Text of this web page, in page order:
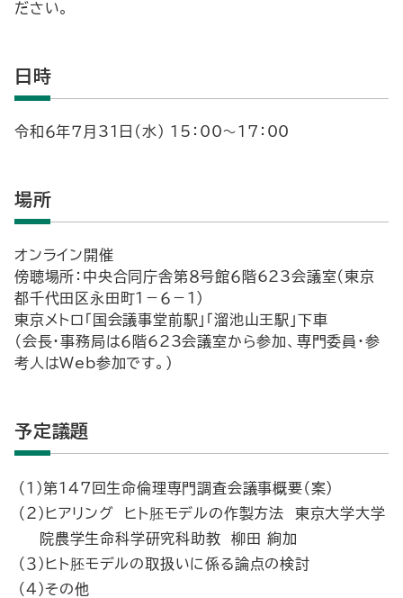
ださい。
日時
令和６年７月31日(水) 15：00～17：00
場所
オンライン開催
傍聴場所：中央合同庁舎第８号館６階623会議室（東京
都千代田区永田町１－６－１）
東京メトロ「国会議事堂前駅」「溜池山王駅」下車
（会長・事務局は６階623会議室から参加、専門委員・参
考人はWeb参加です。）
予定議題
（１）第147回生命倫理専門調査会議事概要（案）
（２）ヒアリング ヒト胚モデルの作製方法 東京大学大学
院農学生命科学研究科助教 柳田 絢加
（３）ヒト胚モデルの取扱いに係る論点の検討
（４）その他